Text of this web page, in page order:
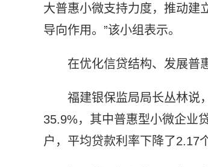
大普惠小微支持力度，推动建
导向作用。”该小组表示。
在优化信贷结构、发展普
福建银保监局局长丛林说
35.9%，其中普惠型小微企业
户，平均贷款利率下降了2.17